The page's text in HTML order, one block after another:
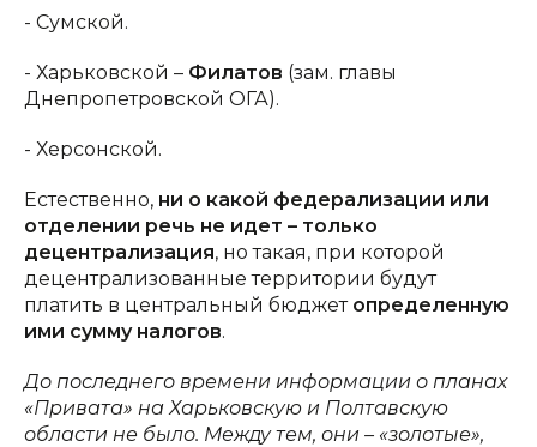
- Сумской.
- Харьковской – Филатов (зам. главы
Днепропетровской ОГА).
- Херсонской.
Естественно, ни о какой федерализации или
отделении речь не идет – только
децентрализация, но такая, при которой
децентрализованные территории будут
платить в центральный бюджет определенную
ими сумму налогов.
До последнего времени информации о планах
«Привата» на Харьковскую и Полтавскую
области не было. Между тем, они – «золотые»,